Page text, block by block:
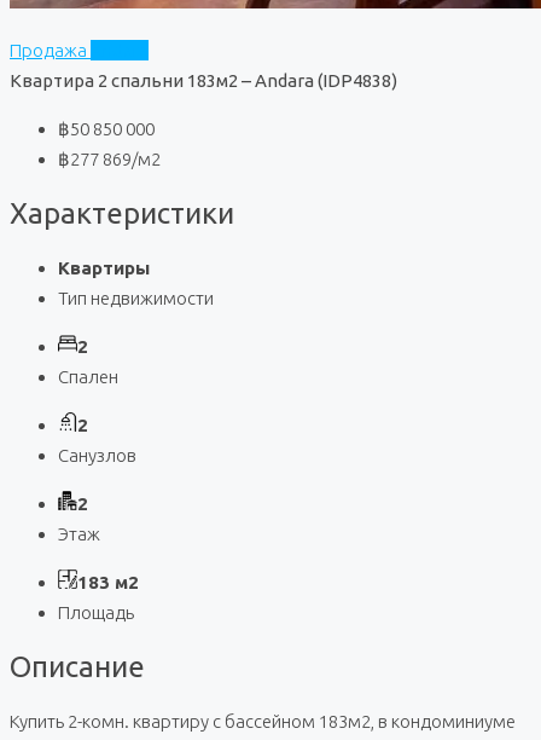
Продажа
Квартира 2 спальни 183м2 – Andara (IDP4838)
฿50 850 000
฿277 869/м2
Характеристики
Квартиры
Тип недвижимости
2
Спален
2
Санузлов
2
Этаж
183 м2
Площадь
Описание
Купить 2-комн. квартиру с бассейном 183м2, в кондоминиуме